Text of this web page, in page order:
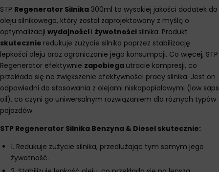
STP Regenerator Silnika 300ml to wysokiej jakości dodatek do
oleju silnikowego, który został zaprojektowany z myślą o
optymalizacji wydajności i żywotności silnika. Produkt
skutecznie redukuje zużycie silnika poprzez stabilizację
lepkości oleju oraz ograniczanie jego konsumpcji. Co więcej, STP
Regenerator efektywnie zapobiega utracie kompresji, co
przekłada się na zwiększenie efektywności pracy silnika. Jest on
odpowiedni do stosowania z olejami niskopopiołowymi (low saps
oil), co czyni go uniwersalnym rozwiązaniem dla różnych typów
pojazdów.
STP Regenerator Silnika Benzyna & Diesel skutecznie:
1. Redukuje zużycie silnika, przedłużając tym samym jego
żywotność.